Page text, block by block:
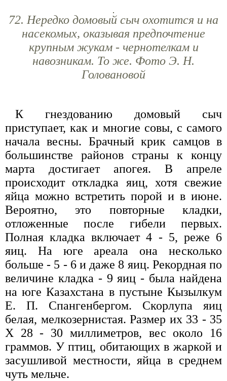
72. Нередко домовый сыч охотится и на
насекомых, оказывая предпочтение
крупным жукам - чернотелкам и
навозникам. То же. Фото Э. Н.
Головановой
К гнездованию домовый сыч
приступает, как и многие совы, с самого
начала весны. Брачный крик самцов в
большинстве районов страны к концу
марта достигает апогея. В апреле
происходит откладка яиц, хотя свежие
яйца можно встретить порой и в июне.
Вероятно, это повторные кладки,
отложенные после гибели первых.
Полная кладка включает 4 - 5, реже 6
яиц. На юге ареала она несколько
больше - 5 - 6 и даже 8 яиц. Рекордная по
величине кладка - 9 яиц - была найдена
на юге Казахстана в пустыне Кызылкум
Е. П. Спангенбергом. Скорлупа яиц
белая, мелкозернистая. Размер их 33 - 35
X 28 - 30 миллиметров, вес около 16
граммов. У птиц, обитающих в жаркой и
засушливой местности, яйца в среднем
чуть мельче.